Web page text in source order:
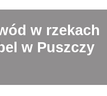
w rzekach
w Puszczy